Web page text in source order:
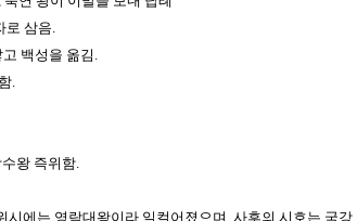
로 삼음.
백성을 옮김.
.
왕 즉위함.
시에는 영락대왕이라 일컬어졌으며, 사후의 시호는 국강